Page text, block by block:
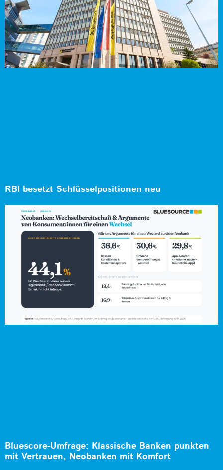
RBI besetzt Schlüsselpositionen neu
Bluescore-Umfrage: Klassische Banken punkten
mit Vertrauen, Neobanken mit Komfort